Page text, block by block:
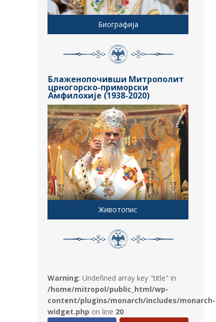
Биографија
Блаженопочивши Митрополит
црногорско-приморски
Амфилохије (1938-2020)
Животопис
Warning: Undefined array key "title" in
/home/mitropol/public_html/wp-
content/plugins/monarch/includes/monarch-
widget.php on line 20